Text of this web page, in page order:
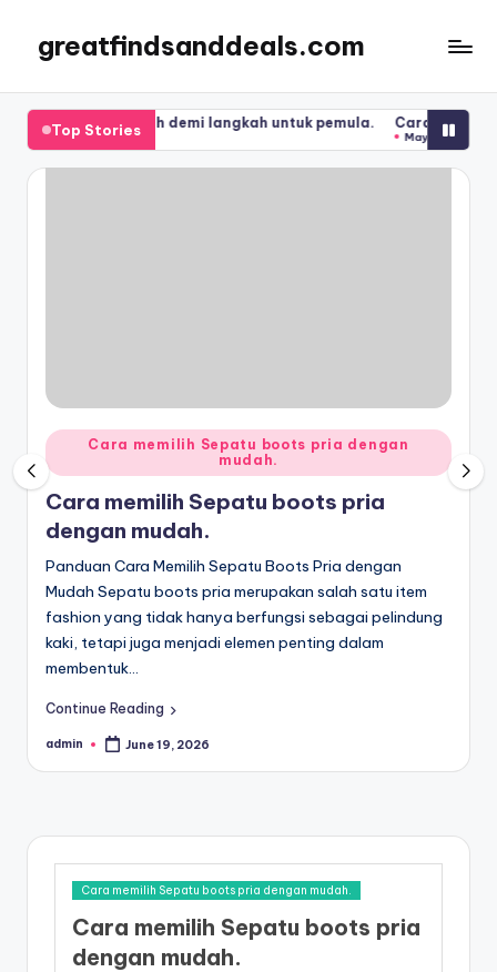
content
greatfindsanddeals.com
Top Stories
demi langkah untuk pemula. Cara merawat Sepatu
Posted
in
Cara memilih Sepatu boots pria dengan
mudah.
Cara memilih Sepatu boots pria
dengan mudah.
Panduan Cara Memilih Sepatu Boots Pria dengan
Mudah Sepatu boots pria merupakan salah satu item
fashion yang tidak hanya berfungsi sebagai pelindung
kaki, tetapi juga menjadi elemen penting dalam
membentuk…
Continue Reading
Posted
admin June 19, 2026
Cara memilih Sepatu boots pria dengan mudah.
Cara memilih Sepatu boots pria
dengan mudah.